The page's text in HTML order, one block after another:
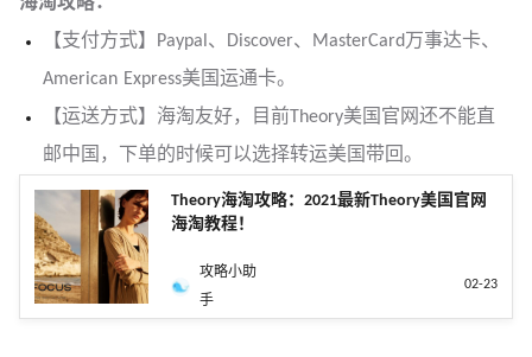
【支付方式】Paypal、Discover、MasterCard万事达卡、
American Express美国运通卡。
【运送方式】海淘友好，目前Theory美国官网还不能直
邮中国，下单的时候可以选择转运美国带回。
Theory海淘攻略：2021最新Theory美国官网
海淘教程！
攻略小助
手
02-23